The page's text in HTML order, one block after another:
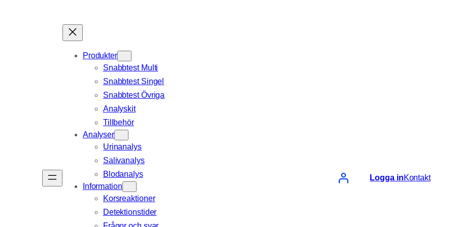
Produkter
Snabbtest Multi
Snabbtest Singel
Snabbtest Övriga
Analyskit
Tillbehör
Analyser
Urinanalys
Salivanalys
Blodanalys
Information
Korsreaktioner
Detektionstider
Logga inKontakt